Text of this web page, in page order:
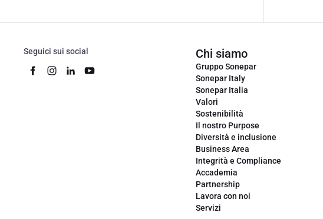
Seguici sui social Chi siamo
Gruppo Sonepar
Sonepar Italy
Sonepar Italia
Valori
Sostenibilità
Il nostro Purpose
Diversità e inclusione
Business Area
Integrità e Compliance
Accademia
Partnership
Lavora con noi
Servizi